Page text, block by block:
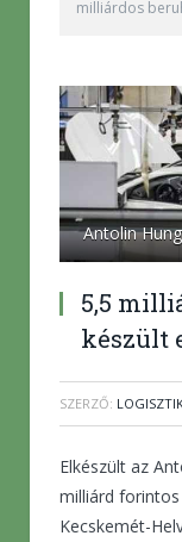
milliárdos
Antolin
5,5
készült
SZERZŐ:
Elkészült az
milliárd
Kecskemét-